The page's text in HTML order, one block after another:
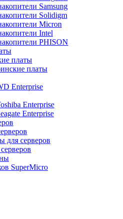
Samsung
Solidigm
Micron
Intel
PHISON
платы
платы
Enterprise
Enterprise
Enterprise
для серверов
SuperMicro